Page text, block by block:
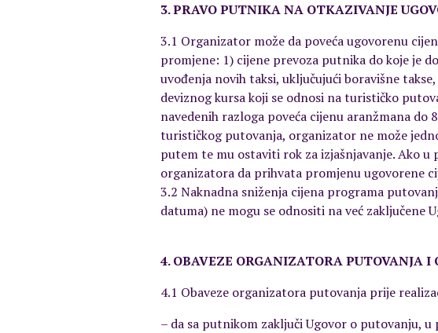
3. PRAVO PUTNIKA NA OTKAZIVANJE
3.1 Organizator može da poveća ugovorenu
promjene: 1) cijene prevoza putnika do koje je
uvođenja novih taksi, uključujući boravišne
deviznog kursa koji se odnosi na turističko
navedenih razloga poveća cijenu aranžmana do
turističkog putovanja, organizator ne može
putem te mu ostaviti rok za izjašnjavanje. Ako
organizatora da prihvata promjenu ugovorene
3.2 Naknadna sniženja cijena programa
datuma) ne mogu se odnositi na već
4. OBAVEZE ORGANIZATORA PUTOVANJA
4.1 Obaveze organizatora putovanja prije
– da sa putnikom zaključi Ugovor o putovanju,